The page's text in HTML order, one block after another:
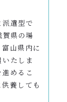
遣型で
県の場
山県内に
たしま
めるこ
養しても